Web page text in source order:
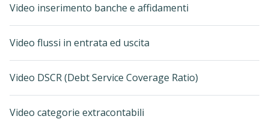
Video inserimento banche e affidamenti
Video flussi in entrata ed uscita
Video DSCR (Debt Service Coverage Ratio)
Video categorie extracontabili